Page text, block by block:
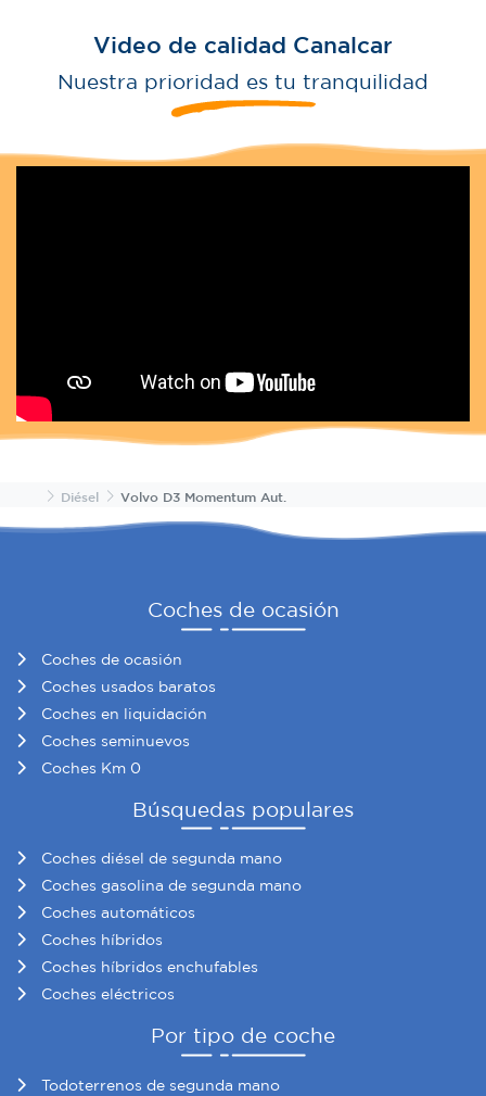
Video de calidad Canalcar
Nuestra prioridad es tu tranquilidad
InicioDiésel Volvo D3 Momentum Aut.
Coches de ocasión
Coches de ocasión
Coches usados baratos
Coches en liquidación
Coches seminuevos
Coches Km 0
Búsquedas populares
Coches diésel de segunda mano
Coches gasolina de segunda mano
Coches automáticos
Coches híbridos
Coches híbridos enchufables
Coches eléctricos
Por tipo de coche
Todoterrenos de segunda mano